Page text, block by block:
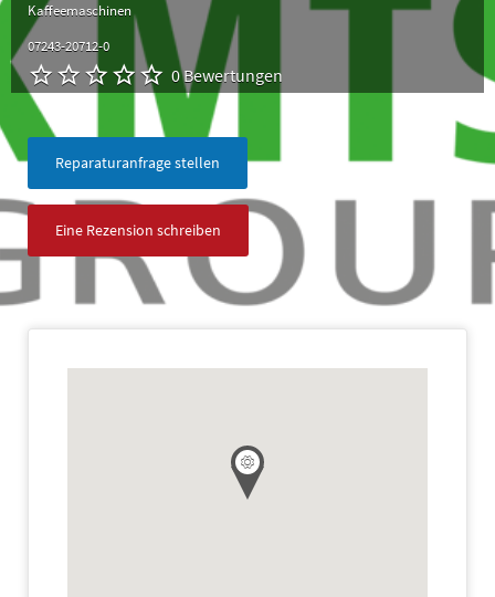
Kaffeemaschinen
07243-20712-0
0 Bewertungen
Reparaturanfrage stellen
Eine Rezension schreiben